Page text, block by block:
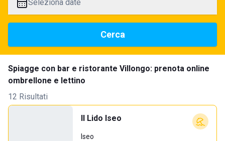
Seleziona date
Cerca
Spiagge con bar e ristorante Villongo: prenota online
ombrellone e lettino
12 Risultati
Il Lido Iseo
Iseo